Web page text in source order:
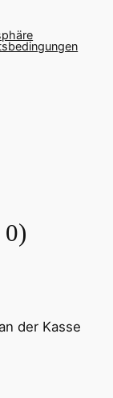
der Kasse